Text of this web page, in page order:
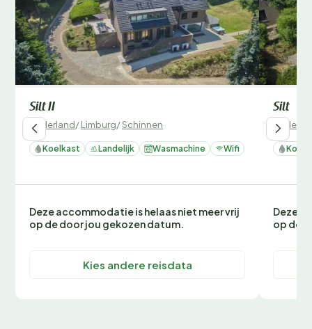
Silt II
Nederland/Limburg/Schinnen
Koelkast Landelijk Wasmachine Wifi
Deze accommodatie is helaas niet meer vrij
op de door jou gekozen datum.
Kies andere reisdata
Silt
Deze
op de